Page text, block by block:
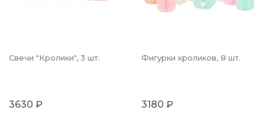
Свечи "Кролики", 3 шт.
3630 ₽
Фигурки кроликов, 8 шт.
3180 ₽